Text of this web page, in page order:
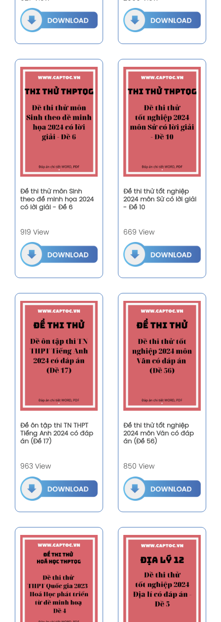
Đề thi thử môn Sinh
theo đề minh họa 2024
có lời giải - Đề 6
919 View
Đề thi thử tốt nghiệp
2024 môn Sử có lời giải
- Đề 10
669 View
Đề ôn tập thi TN THPT
Tiếng Anh 2024 có đáp
án (Đề 17)
963 View
Đề thi thử tốt nghiệp
2024 môn Văn có đáp
án (Đề 56)
850 View